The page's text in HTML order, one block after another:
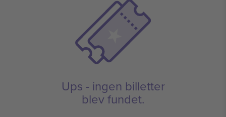
Ups - ingen billetter
blev fundet.